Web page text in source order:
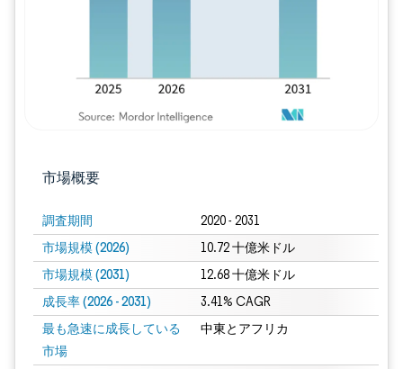
市場概要
調査期間 2020 - 2031
市場規模 (2026) 10.72 十億米ドル
市場規模 (2031) 12.68 十億米ドル
成長率 (2026 - 2031) 3.41% CAGR
最も急速に成長している
市場
中東とアフリカ